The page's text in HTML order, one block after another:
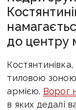
до центру
тиловою
армією. Ворог
в яких дедалі